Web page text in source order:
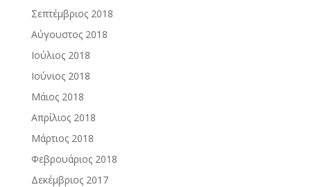
Σεπτέμβριος 2018
Αύγουστος 2018
Ιούλιος 2018
Ιούνιος 2018
Μάιος 2018
Απρίλιος 2018
Μάρτιος 2018
Φεβρουάριος 2018
Δεκέμβριος 2017